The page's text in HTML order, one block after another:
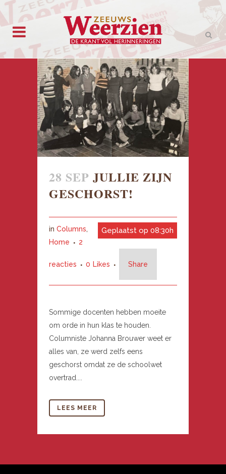
28 SEP JULLIE ZIJN
GESCHORST!
Geplaatst op 08:30h
in Columns,
Home
2
reacties 0 Likes Share
Sommige docenten hebben moeite
om orde in hun klas te houden.
Columniste Johanna Brouwer weet er
alles van, ze werd zelfs eens
geschorst omdat ze de schoolwet
overtrad....
LEES MEER